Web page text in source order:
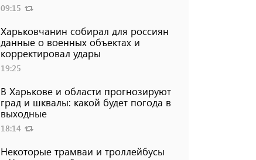
09:15
Харьковчанин собирал для россиян
данные о военных объектах и ​​
корректировал удары
19:25
В Харькове и области прогнозируют
град и шквалы: какой будет погода в
выходные
18:14
Некоторые трамваи и троллейбусы